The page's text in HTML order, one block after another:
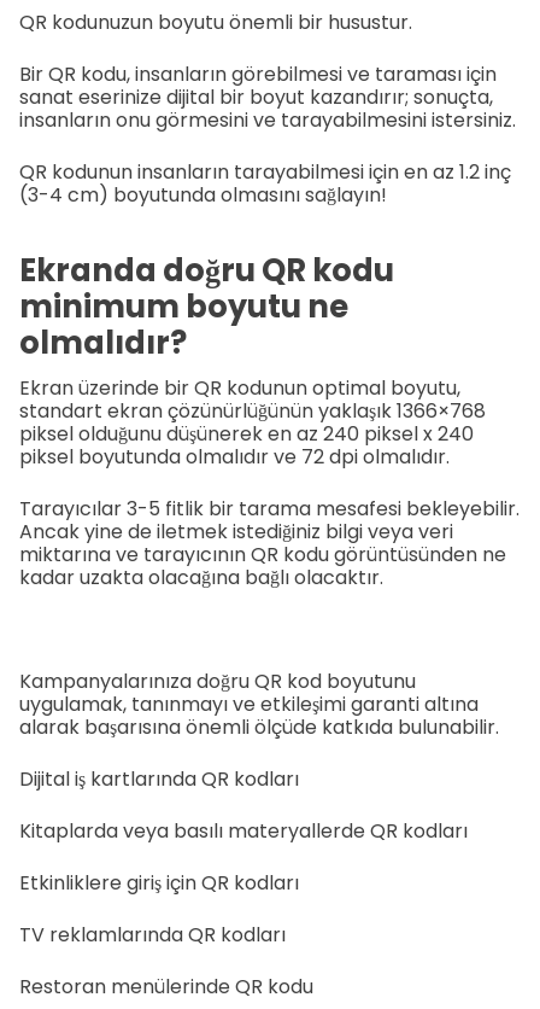
QR kodunuzun boyutu önemli bir husustur.
Bir QR kodu, insanların görebilmesi ve taraması için
sanat eserinize dijital bir boyut kazandırır; sonuçta,
insanların onu görmesini ve tarayabilmesini istersiniz.
QR kodunun insanların tarayabilmesi için en az 1.2 inç
(3-4 cm) boyutunda olmasını sağlayın!
Ekranda doğru QR kodu
minimum boyutu ne
olmalıdır?
Ekran üzerinde bir QR kodunun optimal boyutu,
standart ekran çözünürlüğünün yaklaşık 1366×768
piksel olduğunu düşünerek en az 240 piksel x 240
piksel boyutunda olmalıdır ve 72 dpi olmalıdır.
Tarayıcılar 3-5 fitlik bir tarama mesafesi bekleyebilir.
Ancak yine de iletmek istediğiniz bilgi veya veri
miktarına ve tarayıcının QR kodu görüntüsünden ne
kadar uzakta olacağına bağlı olacaktır.
Kampanyalarınıza doğru QR kod boyutunu
uygulamak, tanınmayı ve etkileşimi garanti altına
alarak başarısına önemli ölçüde katkıda bulunabilir.
Dijital iş kartlarında QR kodları
Kitaplarda veya basılı materyallerde QR kodları
Etkinliklere giriş için QR kodları
TV reklamlarında QR kodları
Restoran menülerinde QR kodu